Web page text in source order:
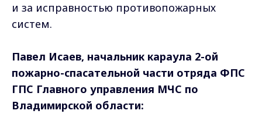
и за исправностью противопожарных
систем.
Павел Исаев, начальник караула 2-ой
пожарно-спасательной части отряда ФПС
ГПС Главного управления МЧС по
Владимирской области: